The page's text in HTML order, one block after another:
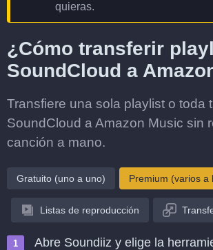
quieras.
¿Cómo transferir
SoundCloud a
Transfiere una sola playlist o toda
SoundCloud a Amazon Music sin
canción a mano.
Gratuito (uno a uno) Premium (varios a
Listas de reproducción
Abre Soundiiz y elige la